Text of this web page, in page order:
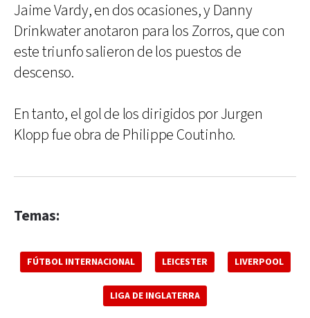
Jaime Vardy, en dos ocasiones, y Danny
Drinkwater anotaron para los Zorros, que con
este triunfo salieron de los puestos de
descenso.
En tanto, el gol de los dirigidos por Jurgen
Klopp fue obra de Philippe Coutinho.
Temas:
FÚTBOL INTERNACIONAL LEICESTER LIVERPOOL
LIGA DE INGLATERRA